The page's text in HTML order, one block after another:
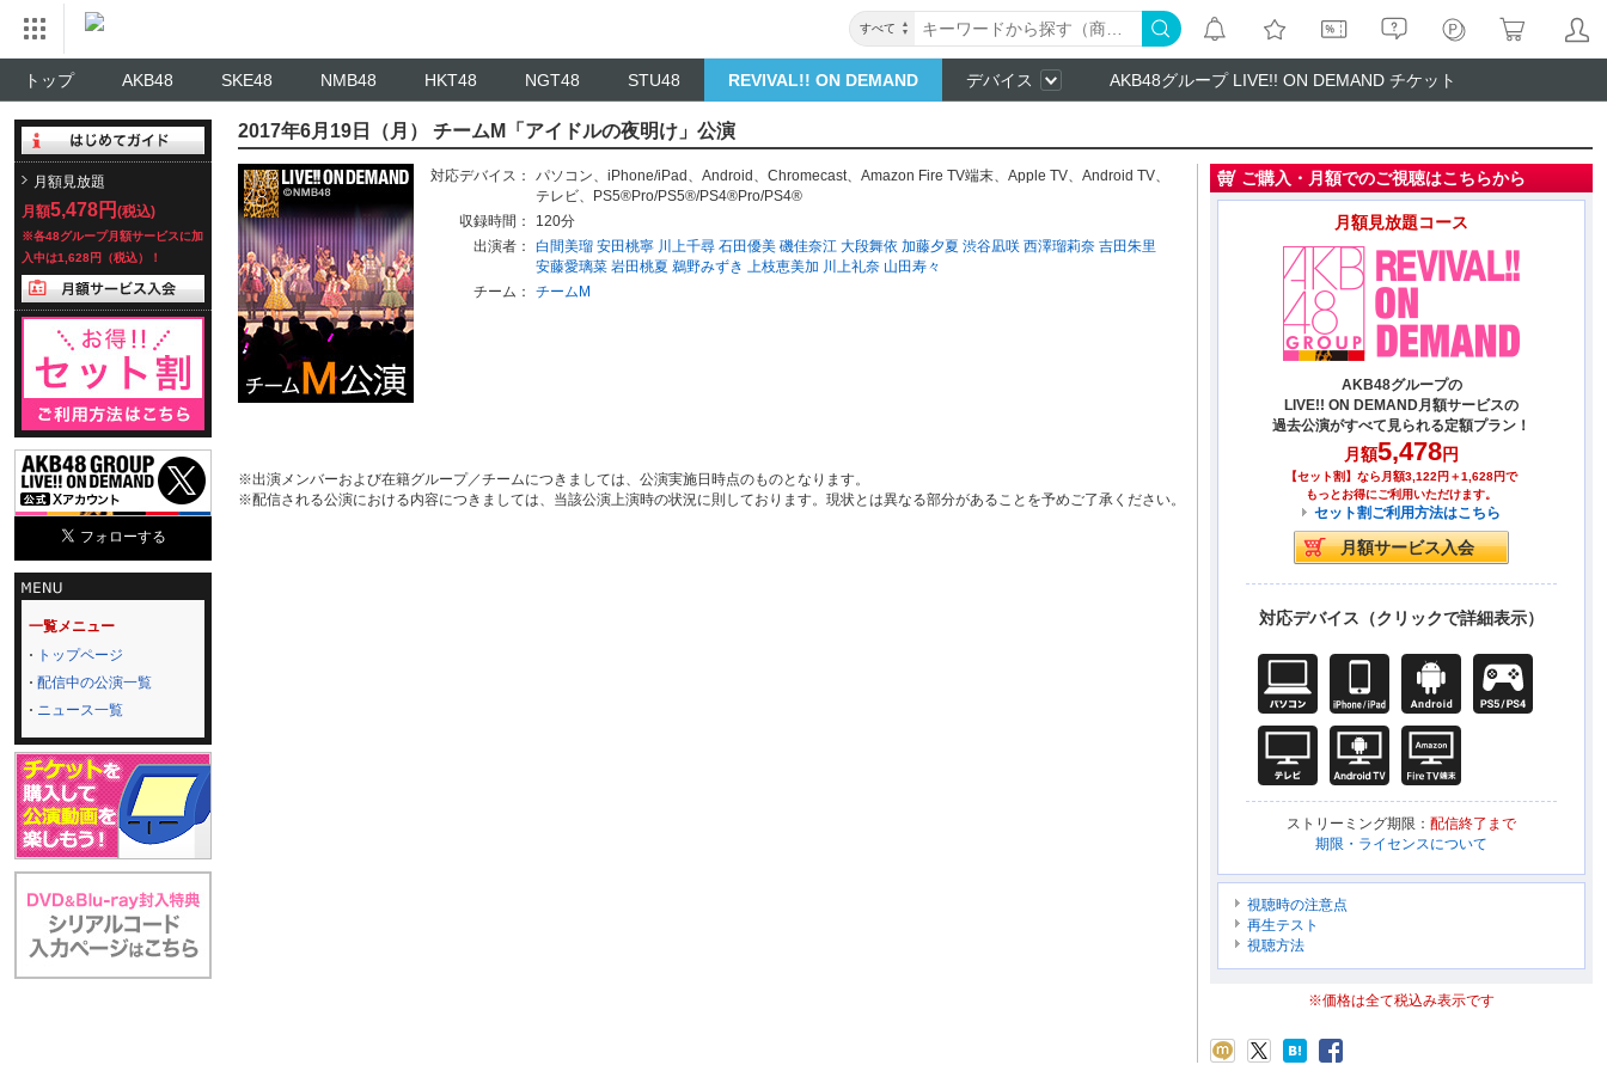
すべて
トップ AKB48 SKE48 NMB48 HKT48 NGT48 STU48 REVIVAL!! ON DEMAND デバイス AKB48グループ LIVE!! ON DEMAND チケット
月額見放題
月額5,478円 (税込)
※各48グループ月額サービスに加
入中は1,628円（税込）！
一覧メニュー
トップページ
配信中の公演一覧
ニュース一覧
2017年6月19日（月） チームM「アイドルの夜明け」公演
対応デバイス： パソコン、 iPhone/iPad 、 Android 、 Chromecast、 Amazon Fire TV端末、 Apple TV、 Android TV、
テレビ、
PS5®Pro/PS5®/PS4®Pro/PS4®
収録時間：
120分
出演者：
白間美瑠 安田桃寧 川上千尋 石田優美 磯佳奈江 大段舞依 加藤夕夏 渋谷凪咲 西澤瑠莉奈 吉田朱里
安藤愛璃菜 岩田桃夏 鵜野みずき 上枝恵美加 川上礼奈 山田寿々
チーム：
チームM
※出演メンバーおよび在籍グループ／チームにつきましては、公演実施日時点のものとなります。
※配信される公演における内容につきましては、当該公演上演時の状況に則しております。現状とは異なる部分があることを予めご了承ください。
ご購入・月額でのご視聴はこちらから
月額見放題コース
AKB48グループの
LIVE!! ON DEMAND月額サービスの
過去公演がすべて見られる定額プラン！
月額5,478円
【セット割】なら月額3,122円＋1,628円で
もっとお得にご利用いただけます。
セット割ご利用方法はこちら
対応デバイス（クリックで詳細表示）
ストリーミング期限： 配信終了まで
期限・ライセンスについて
視聴時の注意点
再生テスト
視聴方法
※価格は全て税込み表示です